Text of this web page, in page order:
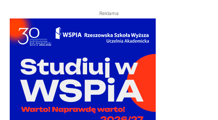
Reklama